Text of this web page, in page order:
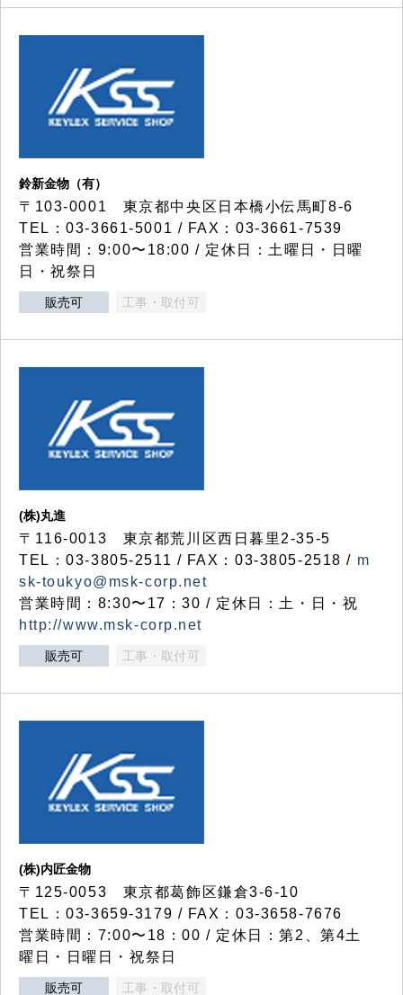
鈴新金物（有）
〒103-0001 東京都中央区日本橋小伝馬町8-6
TEL：03-3661-5001 / FAX：03-3661-7539
営業時間：9:00〜18:00 / 定休日：土曜日・日曜
日・祝祭日
販売可 工事・取付可
(株)丸進
〒116-0013 東京都荒川区西日暮里2-35-5
TEL：03-3805-2511 / FAX：03-3805-2518 / m
sk-toukyo@msk-corp.net
営業時間：8:30〜17：30 / 定休日：土・日・祝
http://www.msk-corp.net
販売可 工事・取付可
(株)内匠金物
〒125-0053 東京都葛飾区鎌倉3-6-10
TEL：03-3659-3179 / FAX：03-3658-7676
営業時間：7:00〜18：00 / 定休日：第2、第4土
曜日・日曜日・祝祭日
販売可 工事・取付可